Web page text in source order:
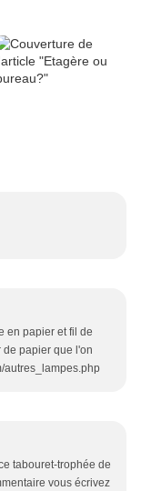
en papier et fil de
de papier que l'on
autres_lampes.php
tabouret-trophée de
vous écrivez